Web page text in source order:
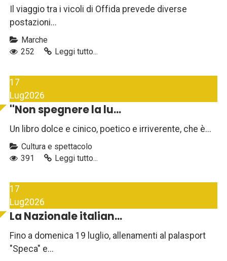
Il viaggio tra i vicoli di Offida prevede diverse
postazioni...
Marche
252
Leggi tutto...
17
Lug2026
''Non spegnere la lu...
Un libro dolce e cinico, poetico e irriverente, che è...
Cultura e spettacolo
391
Leggi tutto...
17
Lug2026
La Nazionale italian...
Fino a domenica 19 luglio, allenamenti al palasport
"Speca" e...